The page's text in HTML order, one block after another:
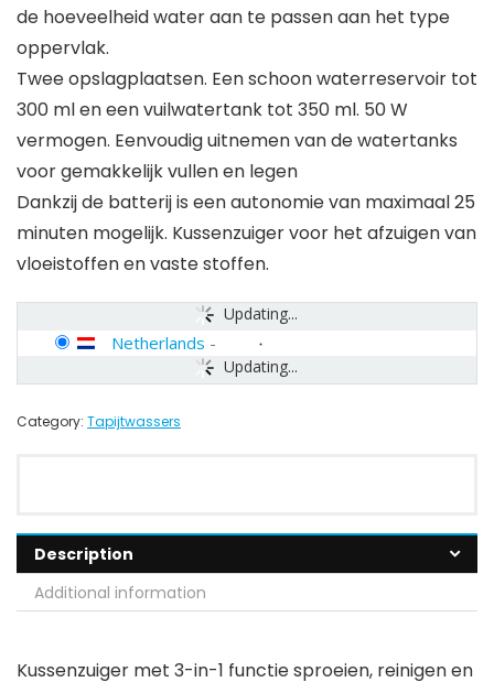
de hoeveelheid water aan te passen aan het type
oppervlak.
Twee opslagplaatsen. Een schoon waterreservoir tot
300 ml en een vuilwatertank tot 350 ml. 50 W
vermogen. Eenvoudig uitnemen van de watertanks
voor gemakkelijk vullen en legen
Dankzij de batterij is een autonomie van maximaal 25
minuten mogelijk. Kussenzuiger voor het afzuigen van
vloeistoffen en vaste stoffen.
Updating...
Updating...
Netherlands -
Category: Tapijtwassers
Description
Additional information
Kussenzuiger met 3-in-1 functie sproeien, reinigen en